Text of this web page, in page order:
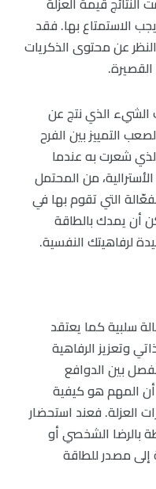
الاستمتاع بها. فقد
عن محتوى الذكريات
القصيرة.
الشيء الذي نتج عن
التمييز بين الفرح
شعرت به عندما
من المحتمل
التي تقوم بها في
أن يمدك بالطاقة
لرفاهيتك النفسية.
سلبية كما يعتقد
وتعزيز الرفاهية
بين الدوافع
أن المهم هو كيفية
العزلة. فعند استحضار
بالرضا الشخصي أو
إلى مصدر للطاقة